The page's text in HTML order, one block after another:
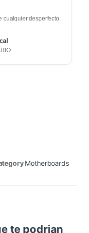
cualquier desperfecto.
Motherboards
te podrian